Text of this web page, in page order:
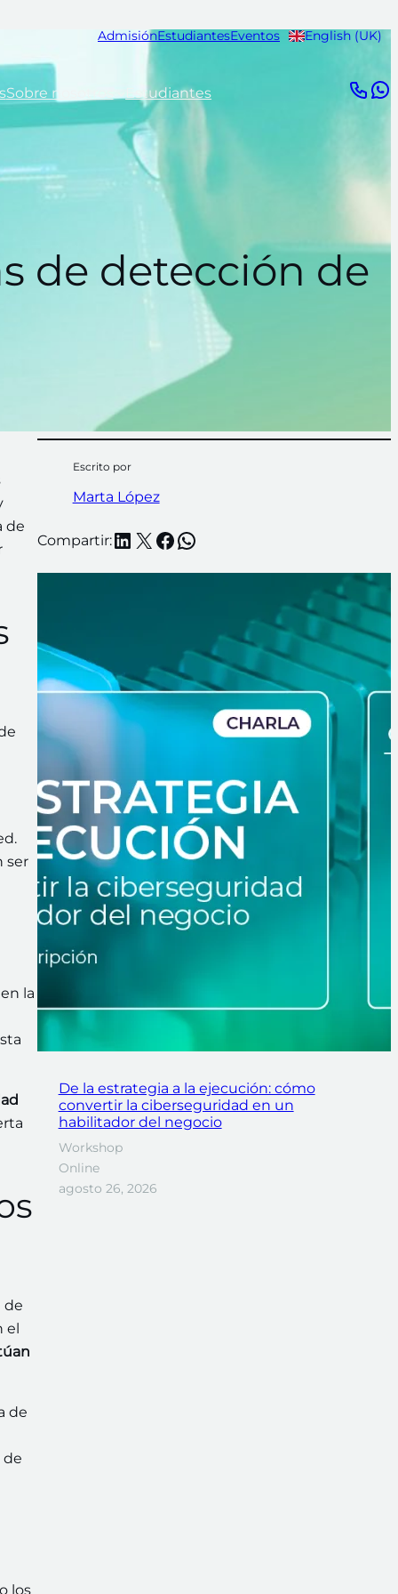
AdmisiónEstudiantesEventos English (UK)
Sobre nosotros Estudiantes
de detección de
de
ser
la
de
el
de
de
los
Escrito por
Marta López
Compartir:LinkedIn
X Facebook
WhatsApp
De la estrategia a la ejecución: cómo
convertir la ciberseguridad en un
habilitador del negocio
Workshop
Online
agosto 26, 2026